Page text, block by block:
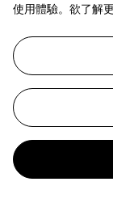
使用體驗。欲了解